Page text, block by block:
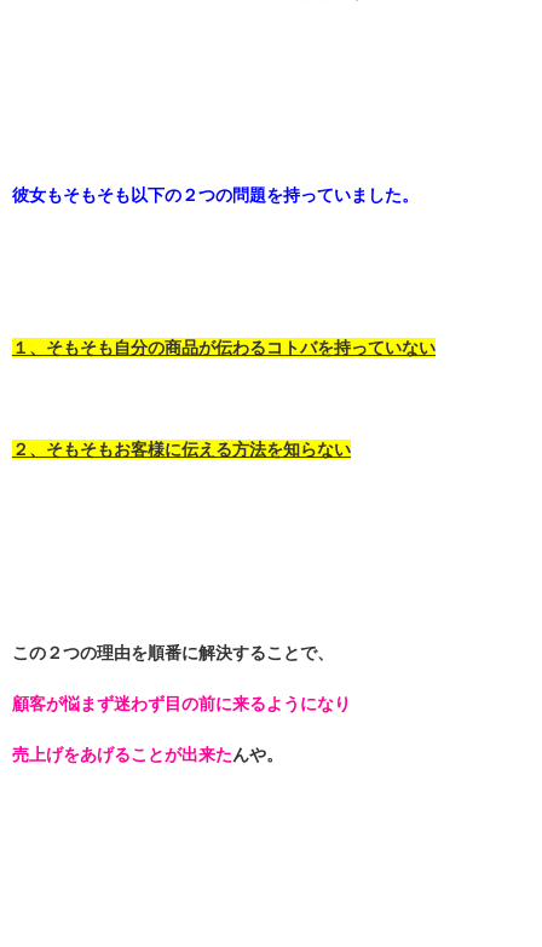
彼女もそもそも以下の２つの問題を持っていました。
１、そもそも自分の商品が伝わるコトバを持っていない
２、そもそもお客様に伝える方法を知らない
この２つの理由を順番に解決することで、
顧客が悩まず迷わず目の前に来るようになり
売上げをあげることが出来たんや。